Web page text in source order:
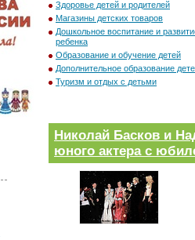
Здоровье детей и родителей
Магазины детских товаров
Дошкольное воспитание и
ребенка
Образование и обучение детей
Дополнительное образование
Туризм и отдых с детьми
Николай Басков и
юного актера с